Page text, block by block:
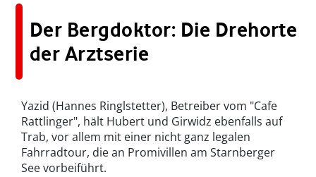
Der Bergdoktor: Die Drehorte
der Arztserie
Yazid (Hannes Ringlstetter), Betreiber vom "Cafe
Rattlinger", hält Hubert und Girwidz ebenfalls auf
Trab, vor allem mit einer nicht ganz legalen
Fahrradtour, die an Promivillen am Starnberger
See vorbeiführt.